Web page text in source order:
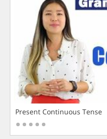
Present Continuous Tense